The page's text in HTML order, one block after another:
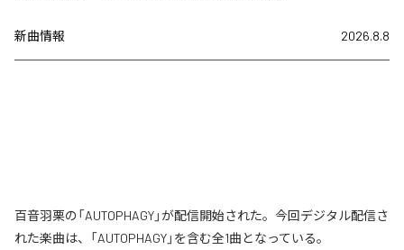
新曲情報 2026.8.8
百音羽栗の「AUTOPHAGY」が配信開始された。今回デジタル配信さ
れた楽曲は、「AUTOPHAGY」を含む全1曲となっている。